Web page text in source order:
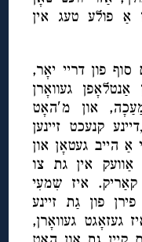
אַ פולע טעג אין
פון דריי יאָר,
געוואָרן
און מ′האָט
קנעכט זיינען
הייב געטאָן און
אַוועק אין גת צו
איז שִמעִי
פון גַת זיינע
געוואָרן,